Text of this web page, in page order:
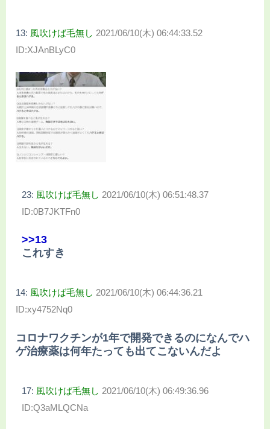
13: 風吹けば毛無し 2021/06/10(木) 06:44:33.52
ID:XJAnBLyC0
23: 風吹けば毛無し 2021/06/10(木) 06:51:48.37
ID:0B7JKTFn0
>>13
これすき
14: 風吹けば毛無し 2021/06/10(木) 06:44:36.21
ID:xy4752Nq0
コロナワクチンが1年で開発できるのになんでハ
ゲ治療薬は何年たっても出てこないんだよ
17: 風吹けば毛無し 2021/06/10(木) 06:49:36.96
ID:Q3aMLQCNa